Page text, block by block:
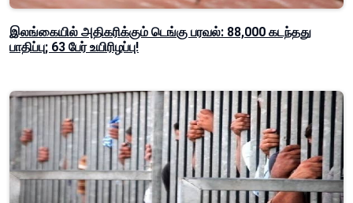
இலங்கையில் அதிகரிக்கும் டெங்கு பரவல்: 88,000 கடந்தது
பாதிப்பு; 63 பேர் உயிரிழப்பு!